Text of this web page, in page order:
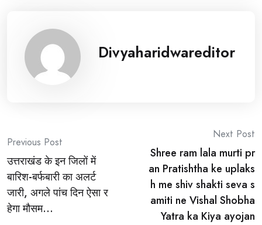
Divyaharidwareditor
Post
navigation
Previous Post
उत्तराखंड के इन जिलों में
बारिश-बर्फबारी का अलर्ट
जारी, अगले पांच दिन ऐसा र
हेगा मौसम…
Next Post
Shree ram lala murti pr
an Pratishtha ke uplaks
h me shiv shakti seva s
amiti ne Vishal Shobha
Yatra ka Kiya ayojan